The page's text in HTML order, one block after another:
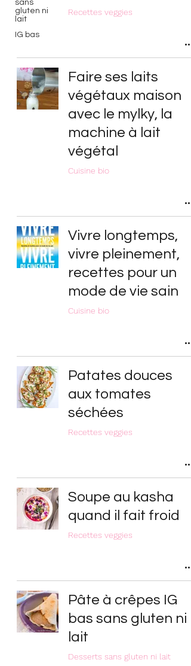
sans
gluten ni
lait
IG bas
Recettes veggies
Faire ses laits
végétaux maison
avec le mylky, la
machine à lait
végétal
Cuisine bio
Vivre longtemps,
vivre pleinement,
recettes pour un
mode de vie sain
Cuisine bio
Patates douces
aux tomates
séchées
Recettes veggies
Soupe au kasha
quand il fait froid
Recettes veggies
Pâte à crêpes IG
bas sans gluten ni
lait
Desserts sans gluten ni lait